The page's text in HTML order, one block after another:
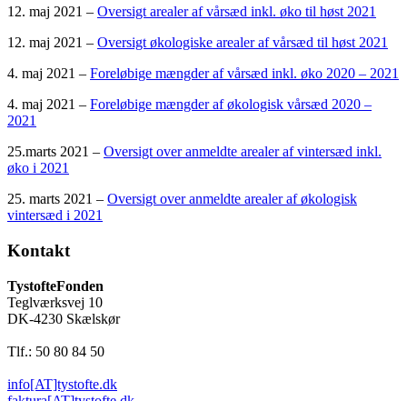
12. maj 2021 – Oversigt arealer af vårsæd inkl. øko til høst 2021
12. maj 2021 – Oversigt økologiske arealer af vårsæd til høst 2021
4. maj 2021 – Foreløbige mængder af vårsæd inkl. øko 2020 – 2021
4. maj 2021 – Foreløbige mængder af økologisk vårsæd 2020 –
2021
25.marts 2021 – Oversigt over anmeldte arealer af vintersæd inkl.
øko i 2021
25. marts 2021 – Oversigt over anmeldte arealer af økologisk
vintersæd i 2021
Kontakt
TystofteFonden
Teglværksvej 10
DK-4230 Skælskør
Tlf.: 50 80 84 50
info[AT]tystofte.dk